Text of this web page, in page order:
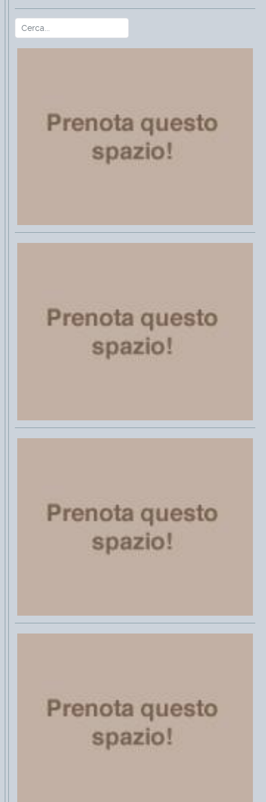
Cerca Type 2 or more characters for